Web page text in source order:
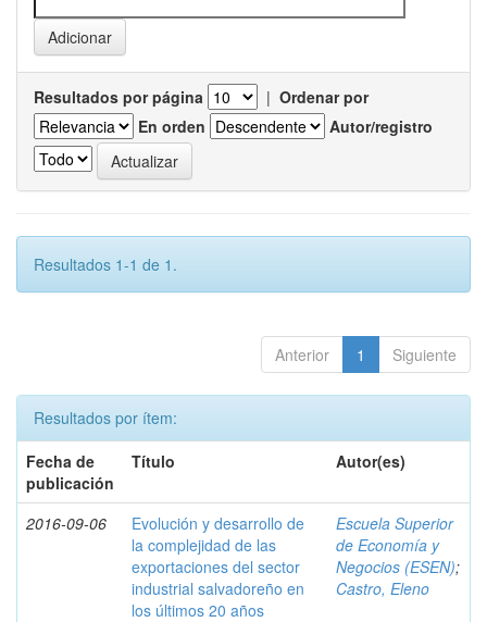
Resultados por página | Ordenar por
En orden
Autor/registro
Resultados 1-1 de 1.
Anterior 1 Siguiente
Resultados por ítem:
Fecha de
publicación
Título Autor(es)
2016-09-06
Evolución y desarrollo de
la complejidad de las
exportaciones del sector
industrial salvadoreño en
los últimos 20 años
Escuela Superior
de Economía y
Negocios (ESEN);
Castro, Eleno